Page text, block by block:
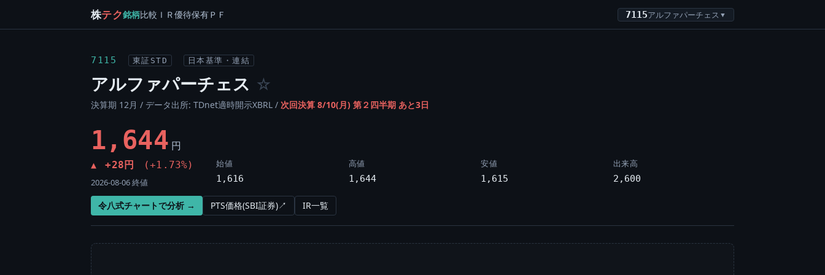
株テク銘柄比較 ＩＲ優待保有ＰＦ 7115アルファパーチェス ▼
7115 東証STD 日本基準・連結
アルファパーチェス ☆
決算期 12月 / データ出所: TDnet適時開示XBRL / 次回決算 8/10(月) 第２四半期 あと3日
1,644 円
▲ +28円 (+1.73%)
2026-08-06 終値
始値
1,616
高値
1,644
安値
1,615
出来高
2,600
令八式チャートで分析 → PTS価格(SBI証券)↗ IR一覧